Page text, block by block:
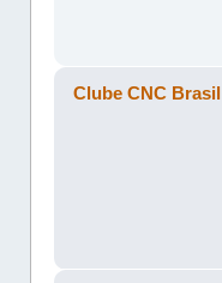
Clube CNC Brasil